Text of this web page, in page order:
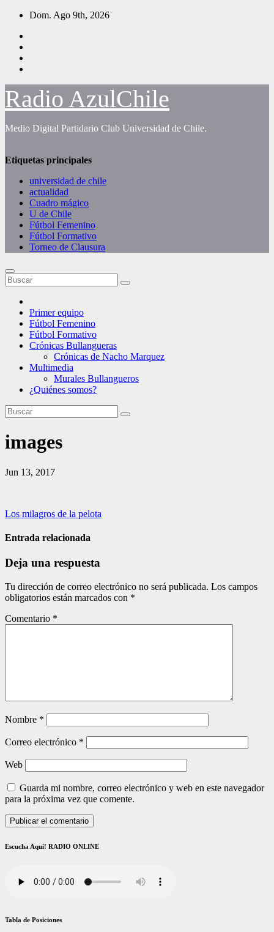
Saltar
contenido
Dom. Ago 9th, 2026
Radio AzulChile
Medio Digital Partidario Club Universidad de Chile.
Etiquetas principales
universidad de chile
actualidad
Cuadro mágico
U de Chile
Fútbol Femenino
Fútbol Formativo
Torneo de Clausura
Primer equipo
Fútbol Femenino
Fútbol Formativo
Crónicas Bullangueras
Crónicas de Nacho Marquez
Multimedia
Murales Bullangueros
¿Quiénes somos?
images
Jun 13, 2017
Navegación
de
Los milagros de la pelota
Entrada relacionada
Deja una respuesta
Tu dirección de correo electrónico no será publicada. Los campos
obligatorios están marcados con *
Comentario *
Nombre *
Correo electrónico *
Web
Guarda mi nombre, correo electrónico y web en este navegador
para la próxima vez que comente.
Escucha Aquí! RADIO ONLINE
Tabla de Posiciones